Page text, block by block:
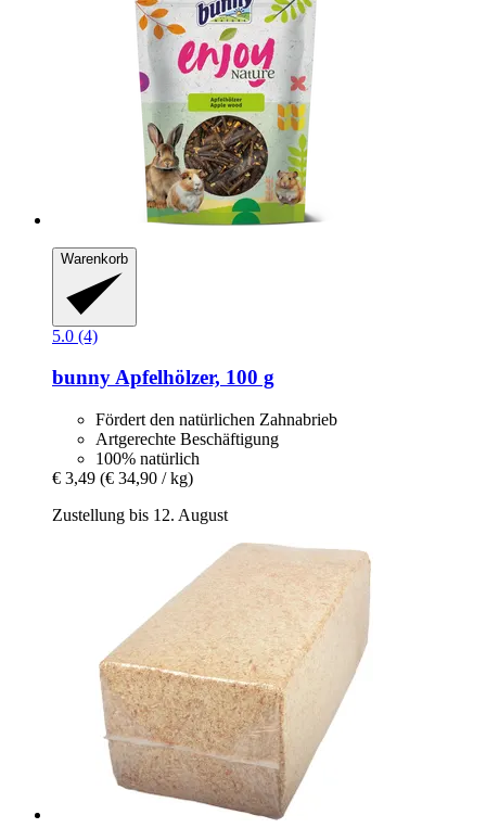
Warenkorb
5.0 (4)
bunnyApfelhölzer, 100 g
Fördert den natürlichen Zahnabrieb
Artgerechte Beschäftigung
100% natürlich
€ 3,49 (€ 34,90 / kg)
Zustellung bis 12. August